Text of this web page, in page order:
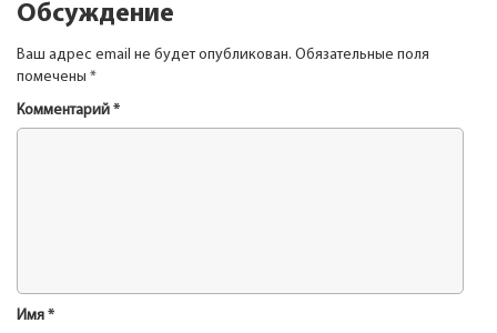
Обсуждение
Ваш адрес email не будет опубликован. Обязательные поля
помечены *
Комментарий *
Имя *